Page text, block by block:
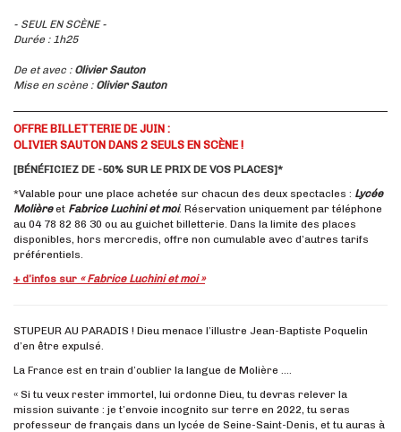
- SEUL EN SCÈNE -
Durée : 1h25
De et avec : Olivier Sauton
Mise en scène : Olivier Sauton
OFFRE BILLETTERIE DE JUIN :
OLIVIER SAUTON DANS 2 SEULS EN SCÈNE !
[BÉNÉFICIEZ DE -50% SUR LE PRIX DE VOS PLACES]*
*Valable pour une place achetée sur chacun des deux spectacles : Lycée
Molièreet Fabrice Luchini et moi. Réservation uniquement par téléphone
au 04 78 82 86 30 ou au guichet billetterie. Dans la limite des places
disponibles, hors mercredis, offre non cumulable avec d’autres tarifs
préférentiels.
+ d’infos sur « Fabrice Luchini et moi »
STUPEUR AU PARADIS ! Dieu menace l’illustre Jean-Baptiste Poquelin
d’en être expulsé.
La France est en train d’oublier la langue de Molière ….
« Si tu veux rester immortel, lui ordonne Dieu, tu devras relever la
mission suivante : je t’envoie incognito sur terre en 2022, tu seras
professeur de français dans un lycée de Seine-Saint-Denis, et tu auras à